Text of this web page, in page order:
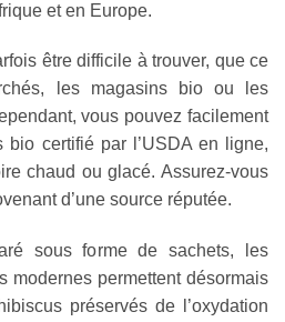
et en Europe.
être difficile à trouver, que ce
les magasins bio ou les
vous pouvez facilement
bio certifié par l’USDA en ligne,
chaud ou glacé. Assurez-vous
d’une source réputée.
sous forme de sachets, les
modernes permettent désormais
préservés de l’oxydation